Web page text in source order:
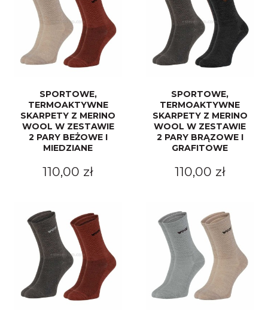
SPORTOWE,
TERMOAKTYWNE
SKARPETY Z MERINO
WOOL W ZESTAWIE
2 PARY BEŻOWE I
MIEDZIANE
110,00 zł
SPORTOWE,
TERMOAKTYWNE
SKARPETY Z MERINO
WOOL W ZESTAWIE
2 PARY BRĄZOWE I
GRAFITOWE
110,00 zł